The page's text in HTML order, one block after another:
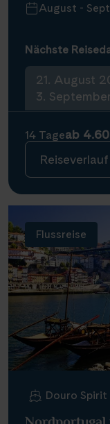
August -
Nächste
21. August
3.
14 Tageab
Reiseverlauf
Flussreise
Douro Spirit